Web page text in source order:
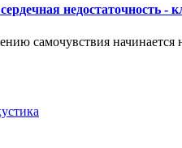
недостаточность -
самочувствия начинается